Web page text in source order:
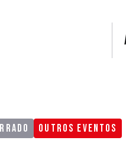
OUTROS EVENTOS